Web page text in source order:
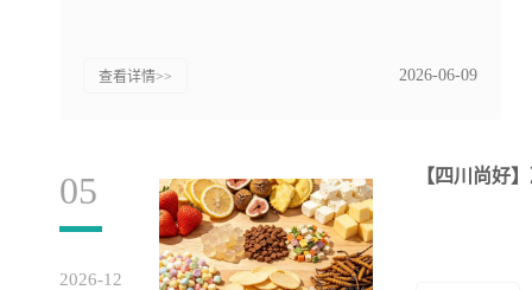
查看详情>> 2026-06-09
05
2026-12
【四川尚好